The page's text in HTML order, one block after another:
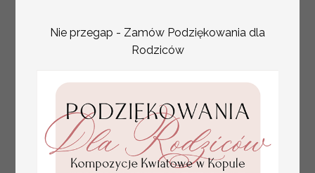
Nie przegap - Zamów Podziękowania dla
Rodziców